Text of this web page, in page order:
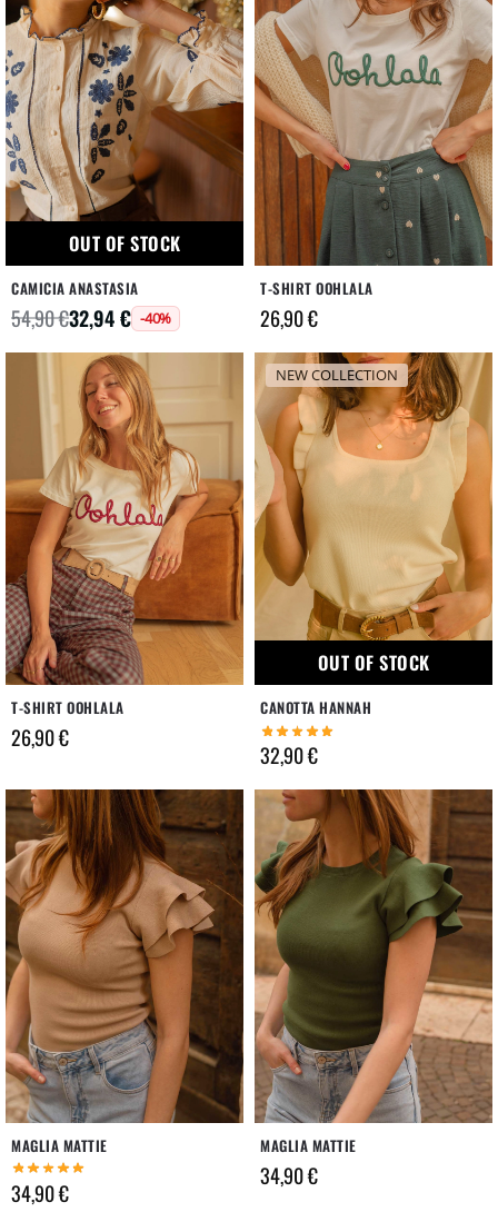
OUT OF STOCK
CAMICIA ANASTASIA
54,90€32,94€ -40%
T-SHIRT OOHLALA
26,90€
T-SHIRT OOHLALA
26,90€
NEW COLLECTION
OUT OF STOCK
CANOTTA HANNAH
32,90€
MAGLIA MATTIE
34,90€
MAGLIA MATTIE
34,90€